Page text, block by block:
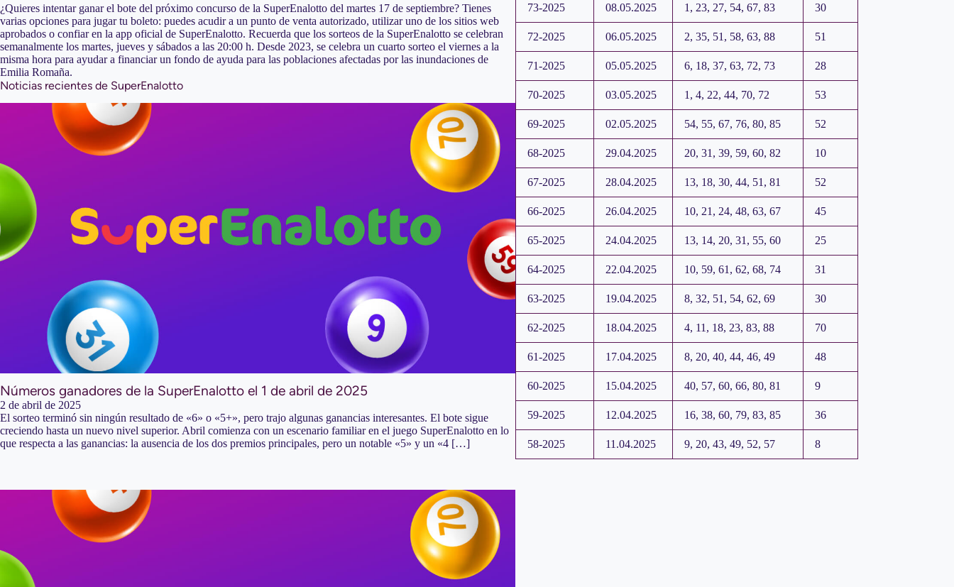
¿Quieres intentar ganar el bote del próximo concurso de la SuperEnalotto del martes 17 de septiembre? Tienes
varias opciones para jugar tu boleto: puedes acudir a un punto de venta autorizado, utilizar uno de los sitios web
aprobados o confiar en la app oficial de SuperEnalotto. Recuerda que los sorteos de la SuperEnalotto se celebran
semanalmente los martes, jueves y sábados a las 20:00 h. Desde 2023, se celebra un cuarto sorteo el viernes a la
misma hora para ayudar a financiar un fondo de ayuda para las poblaciones afectadas por las inundaciones de
Emilia Romaña.
Noticias recientes de SuperEnalotto
Números ganadores de la SuperEnalotto el 1 de abril de 2025
2 de abril de 2025
El sorteo terminó sin ningún resultado de «6» o «5+», pero trajo algunas ganancias interesantes. El bote sigue
creciendo hasta un nuevo nivel superior. Abril comienza con un escenario familiar en el juego SuperEnalotto en lo
que respecta a las ganancias: la ausencia de los dos premios principales, pero un notable «5» y un «4 […]
73-2025 08.05.2025 1, 23, 27, 54, 67, 83 30
72-2025 06.05.2025 2, 35, 51, 58, 63, 88 51
71-2025 05.05.2025 6, 18, 37, 63, 72, 73 28
70-2025 03.05.2025 1, 4, 22, 44, 70, 72 53
69-2025 02.05.2025 54, 55, 67, 76, 80, 85 52
68-2025 29.04.2025 20, 31, 39, 59, 60, 82 10
67-2025 28.04.2025 13, 18, 30, 44, 51, 81 52
66-2025 26.04.2025 10, 21, 24, 48, 63, 67 45
65-2025 24.04.2025 13, 14, 20, 31, 55, 60 25
64-2025 22.04.2025 10, 59, 61, 62, 68, 74 31
63-2025 19.04.2025 8, 32, 51, 54, 62, 69 30
62-2025 18.04.2025 4, 11, 18, 23, 83, 88 70
61-2025 17.04.2025 8, 20, 40, 44, 46, 49 48
60-2025 15.04.2025 40, 57, 60, 66, 80, 81 9
59-2025 12.04.2025 16, 38, 60, 79, 83, 85 36
58-2025 11.04.2025 9, 20, 43, 49, 52, 57 8